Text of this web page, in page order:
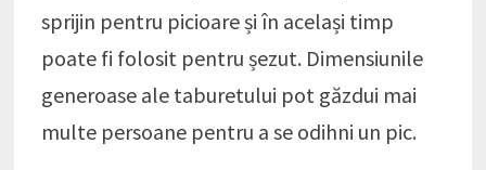
sprijin pentru picioare și în același timp
poate fi folosit pentru șezut. Dimensiunile
generoase ale taburetului pot găzdui mai
multe persoane pentru a se odihni un pic.